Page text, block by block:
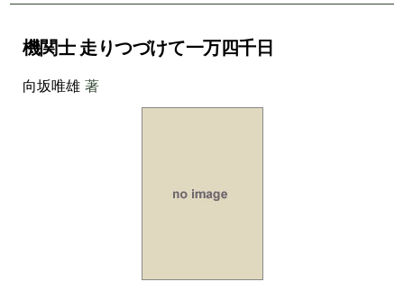
機関士 走りつづけて一万四千日
向坂唯雄著